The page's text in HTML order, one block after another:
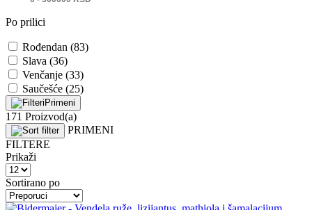
Po prilici
Rođendan (83)
Slava (36)
Venčanje (33)
Saučešće (25)
Primeni
171 Proizvod(a)
PRIMENI
FILTERE
Prikaži
Sortirano po